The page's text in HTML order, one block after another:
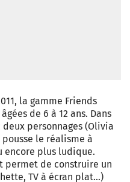
la gamme Friends
de 6 à 12 ans. Dans
personnages (Olivia
le réalisme à
encore plus ludique.
permet de construire un
TV à écran plat…)